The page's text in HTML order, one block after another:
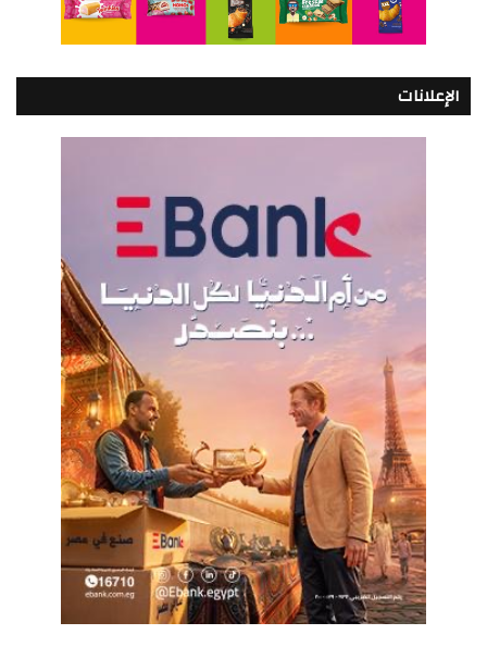
الإعلانات